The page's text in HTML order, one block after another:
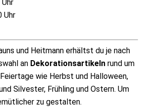
Uhr
und Heitmann erhältst du je nach
an Dekorationsartikeln rund um
wie Herbst und Halloween,
Silvester, Frühling und Ostern. Um
zu gestalten.